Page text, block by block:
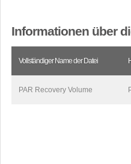
Informationen über
Vollständiger Name der Datei
PAR Recovery Volume